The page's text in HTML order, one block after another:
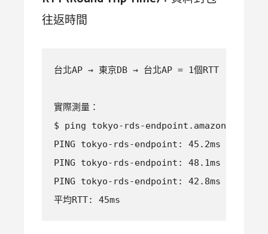
往返時間
台北AP → 東京DB → 台北AP = 1個RTT
實際測量：
$ ping tokyo-rds-endpoint.amazonaws.com
PING tokyo-rds-endpoint: 45.2ms ← 這就是
PING tokyo-rds-endpoint: 48.1ms
PING tokyo-rds-endpoint: 42.8ms
平均RTT: 45ms